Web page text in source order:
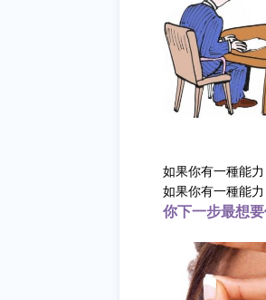
如果你有一種能
如果你有一種能
你下一步最想